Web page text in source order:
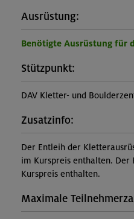
Ausrüstung:
Benötigte Ausrüstung für
Stützpunkt:
DAV Kletter- und
Zusatzinfo:
Der Entleih der
im Kurspreis enthalten.
Kurspreis enthalten.
Maximale